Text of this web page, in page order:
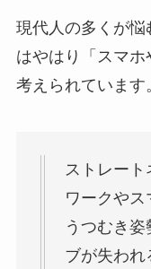
現代人の多くが悩
はやはり「スマホ
考えられています
ストレート
ワークやス
うつむき
ブが失われ